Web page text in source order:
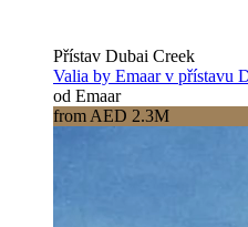
Přístav Dubai Creek
Valia by Emaar v přístavu
od Emaar
from AED 2.3M